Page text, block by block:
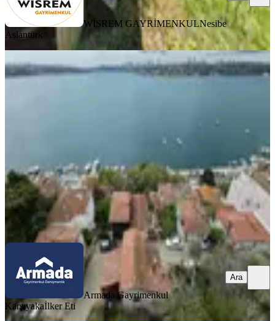
WİSREM GAYRİMENKULNesibe
Aslantürk
Beykozda Boğaz Manzaralı Bahçeli
Satılık 2. Derece Tarihi Köşk
Armada Gayrimenkul Karşıyaka İlker Eti
Armada Gayrimenkul
Karşıyakaİlker Eti
Ara